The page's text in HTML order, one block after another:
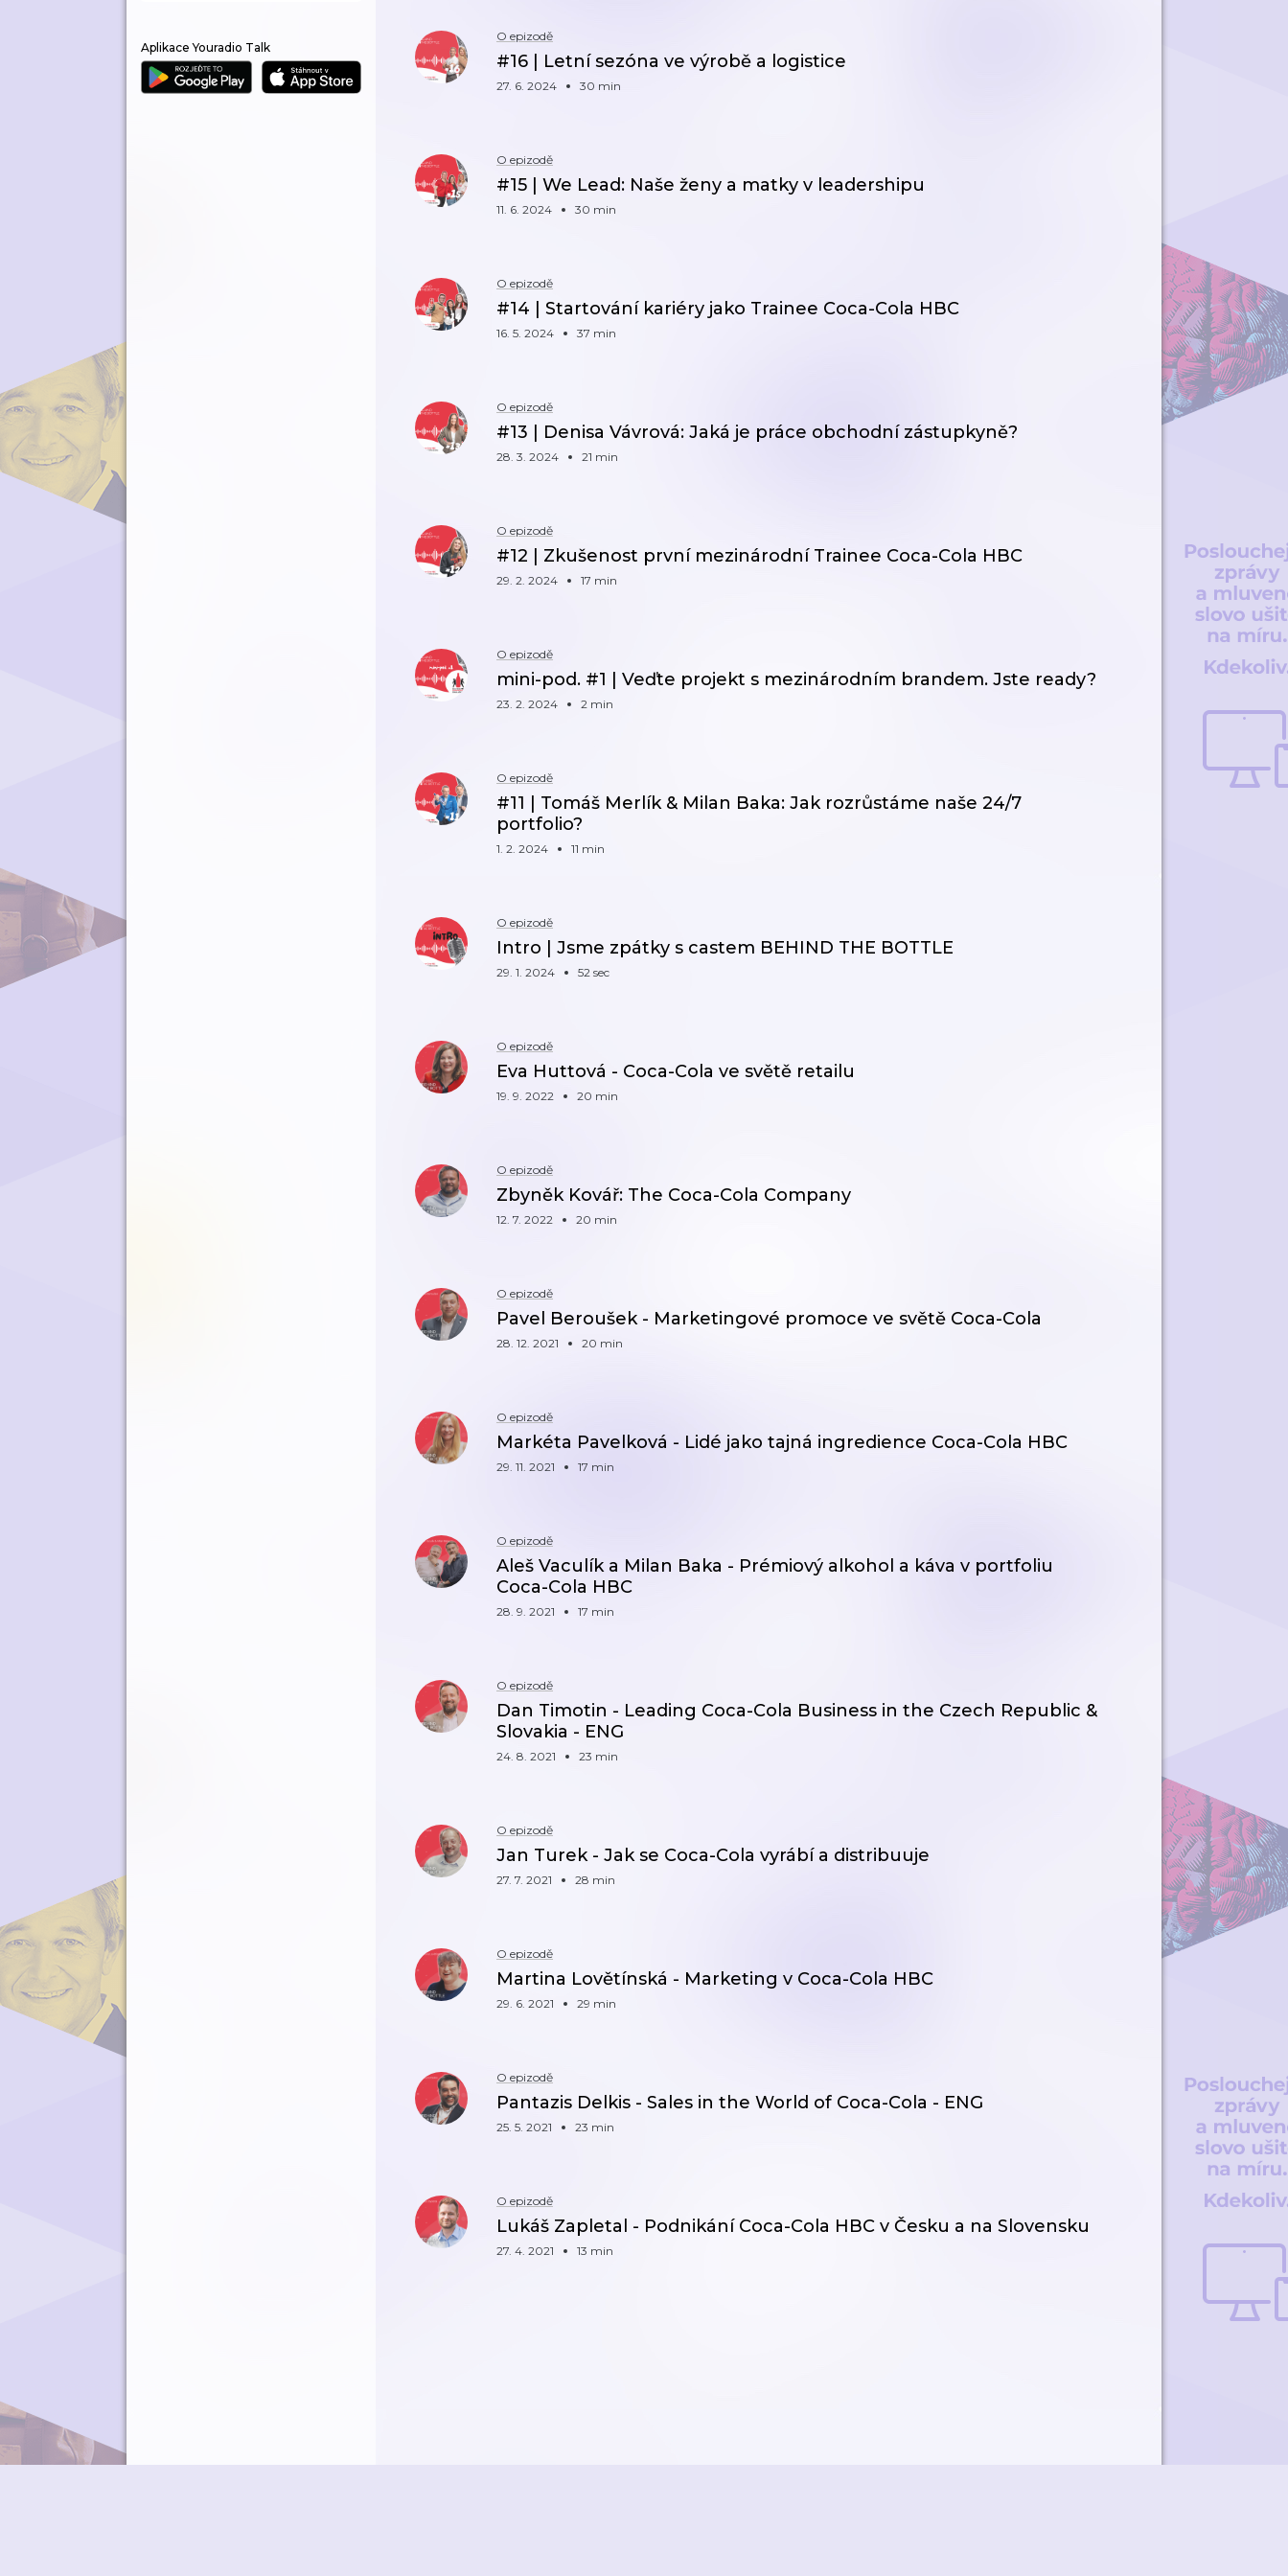
Aplikace Youradio Talk
O epizodě
#16 | Letní sezóna ve výrobě a logistice
27. 6. 2024 30 min
O epizodě
#15 | We Lead: Naše ženy a matky v leadershipu
11. 6. 2024 30 min
O epizodě
#14 | Startování kariéry jako Trainee Coca-Cola HBC
16. 5. 2024 37 min
O epizodě
#13 | Denisa Vávrová: Jaká je práce obchodní zástupkyně?
28. 3. 2024 21 min
O epizodě
#12 | Zkušenost první mezinárodní Trainee Coca-Cola HBC
29. 2. 2024 17 min
O epizodě
mini-pod. #1 | Veďte projekt s mezinárodním brandem. Jste ready?
23. 2. 2024 2 min
O epizodě
#11 | Tomáš Merlík & Milan Baka: Jak rozrůstáme naše 24/7
portfolio?
1. 2. 2024 11 min
O epizodě
Intro | Jsme zpátky s castem BEHIND THE BOTTLE
29. 1. 2024 52 sec
O epizodě
Eva Huttová - Coca-Cola ve světě retailu
19. 9. 2022 20 min
O epizodě
Zbyněk Kovář: The Coca-Cola Company
12. 7. 2022 20 min
O epizodě
Pavel Beroušek - Marketingové promoce ve světě Coca-Cola
28. 12. 2021 20 min
O epizodě
Markéta Pavelková - Lidé jako tajná ingredience Coca-Cola HBC
29. 11. 2021 17 min
O epizodě
Aleš Vaculík a Milan Baka - Prémiový alkohol a káva v portfoliu
Coca-Cola HBC
28. 9. 2021 17 min
O epizodě
Dan Timotin - Leading Coca-Cola Business in the Czech Republic &
Slovakia - ENG
24. 8. 2021 23 min
O epizodě
Jan Turek - Jak se Coca-Cola vyrábí a distribuuje
27. 7. 2021 28 min
O epizodě
Martina Lovětínská - Marketing v Coca-Cola HBC
29. 6. 2021 29 min
O epizodě
Pantazis Delkis - Sales in the World of Coca-Cola - ENG
25. 5. 2021 23 min
O epizodě
Lukáš Zapletal - Podnikání Coca-Cola HBC v Česku a na Slovensku
27. 4. 2021 13 min